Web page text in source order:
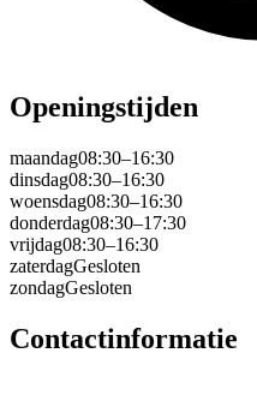
Openingstijden
maandag08:30–16:30
dinsdag08:30–16:30
woensdag08:30–16:30
donderdag08:30–17:30
vrijdag08:30–16:30
zaterdagGesloten
zondagGesloten
Contactinformatie